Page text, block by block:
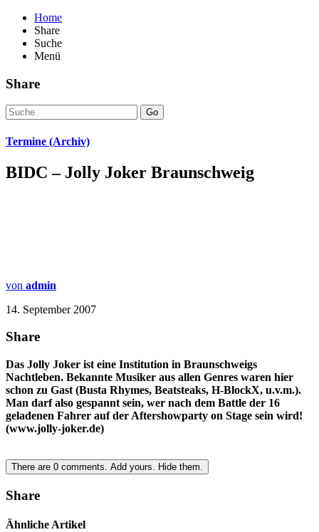
Home
Share
Suche
Menü
Share
Go
Termine (Archiv)
BIDC – Jolly Joker Braunschweig
von admin
14. September 2007
Share
Das Jolly Joker ist eine Institution in Braunschweigs
Nachtleben. Bekannte Musiker aus allen Genres waren hier
schon zu Gast (Busta Rhymes, Beatsteaks, H-BlockX, u.v.m.).
Man darf also gespannt sein, wer nach dem Battle der 16
geladenen Fahrer auf der Aftershowparty on Stage sein wird!
(www.jolly-joker.de)
There are 0 comments. Add yours. Hide them.
Share
Ähnliche Artikel